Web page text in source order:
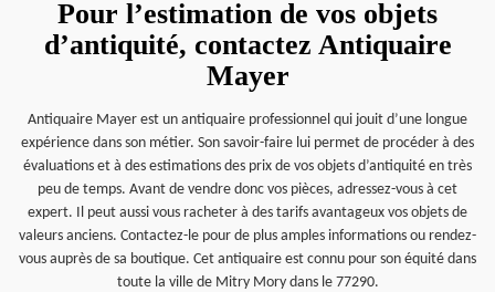
Pour l’estimation de vos objets
d’antiquité, contactez Antiquaire
Mayer
Antiquaire Mayer est un antiquaire professionnel qui jouit d’une longue
expérience dans son métier. Son savoir-faire lui permet de procéder à des
évaluations et à des estimations des prix de vos objets d’antiquité en très
peu de temps. Avant de vendre donc vos pièces, adressez-vous à cet
expert. Il peut aussi vous racheter à des tarifs avantageux vos objets de
valeurs anciens. Contactez-le pour de plus amples informations ou rendez-
vous auprès de sa boutique. Cet antiquaire est connu pour son équité dans
toute la ville de Mitry Mory dans le 77290.